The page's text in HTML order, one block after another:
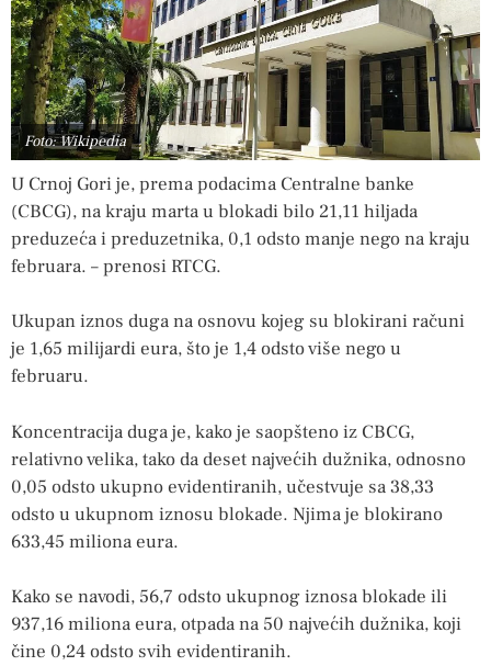
Foto: Wikipedia
U Crnoj Gori je, prema podacima Centralne banke
(CBCG), na kraju marta u blokadi bilo 21,11 hiljada
preduzeća i preduzetnika, 0,1 odsto manje nego na kraju
februara. – prenosi RTCG.
Ukupan iznos duga na osnovu kojeg su blokirani računi
je 1,65 milijardi eura, što je 1,4 odsto više nego u
februaru.
Koncentracija duga je, kako je saopšteno iz CBCG,
relativno velika, tako da deset najvećih dužnika, odnosno
0,05 odsto ukupno evidentiranih, učestvuje sa 38,33
odsto u ukupnom iznosu blokade. Njima je blokirano
633,45 miliona eura.
Kako se navodi, 56,7 odsto ukupnog iznosa blokade ili
937,16 miliona eura, otpada na 50 najvećih dužnika, koji
čine 0,24 odsto svih evidentiranih.